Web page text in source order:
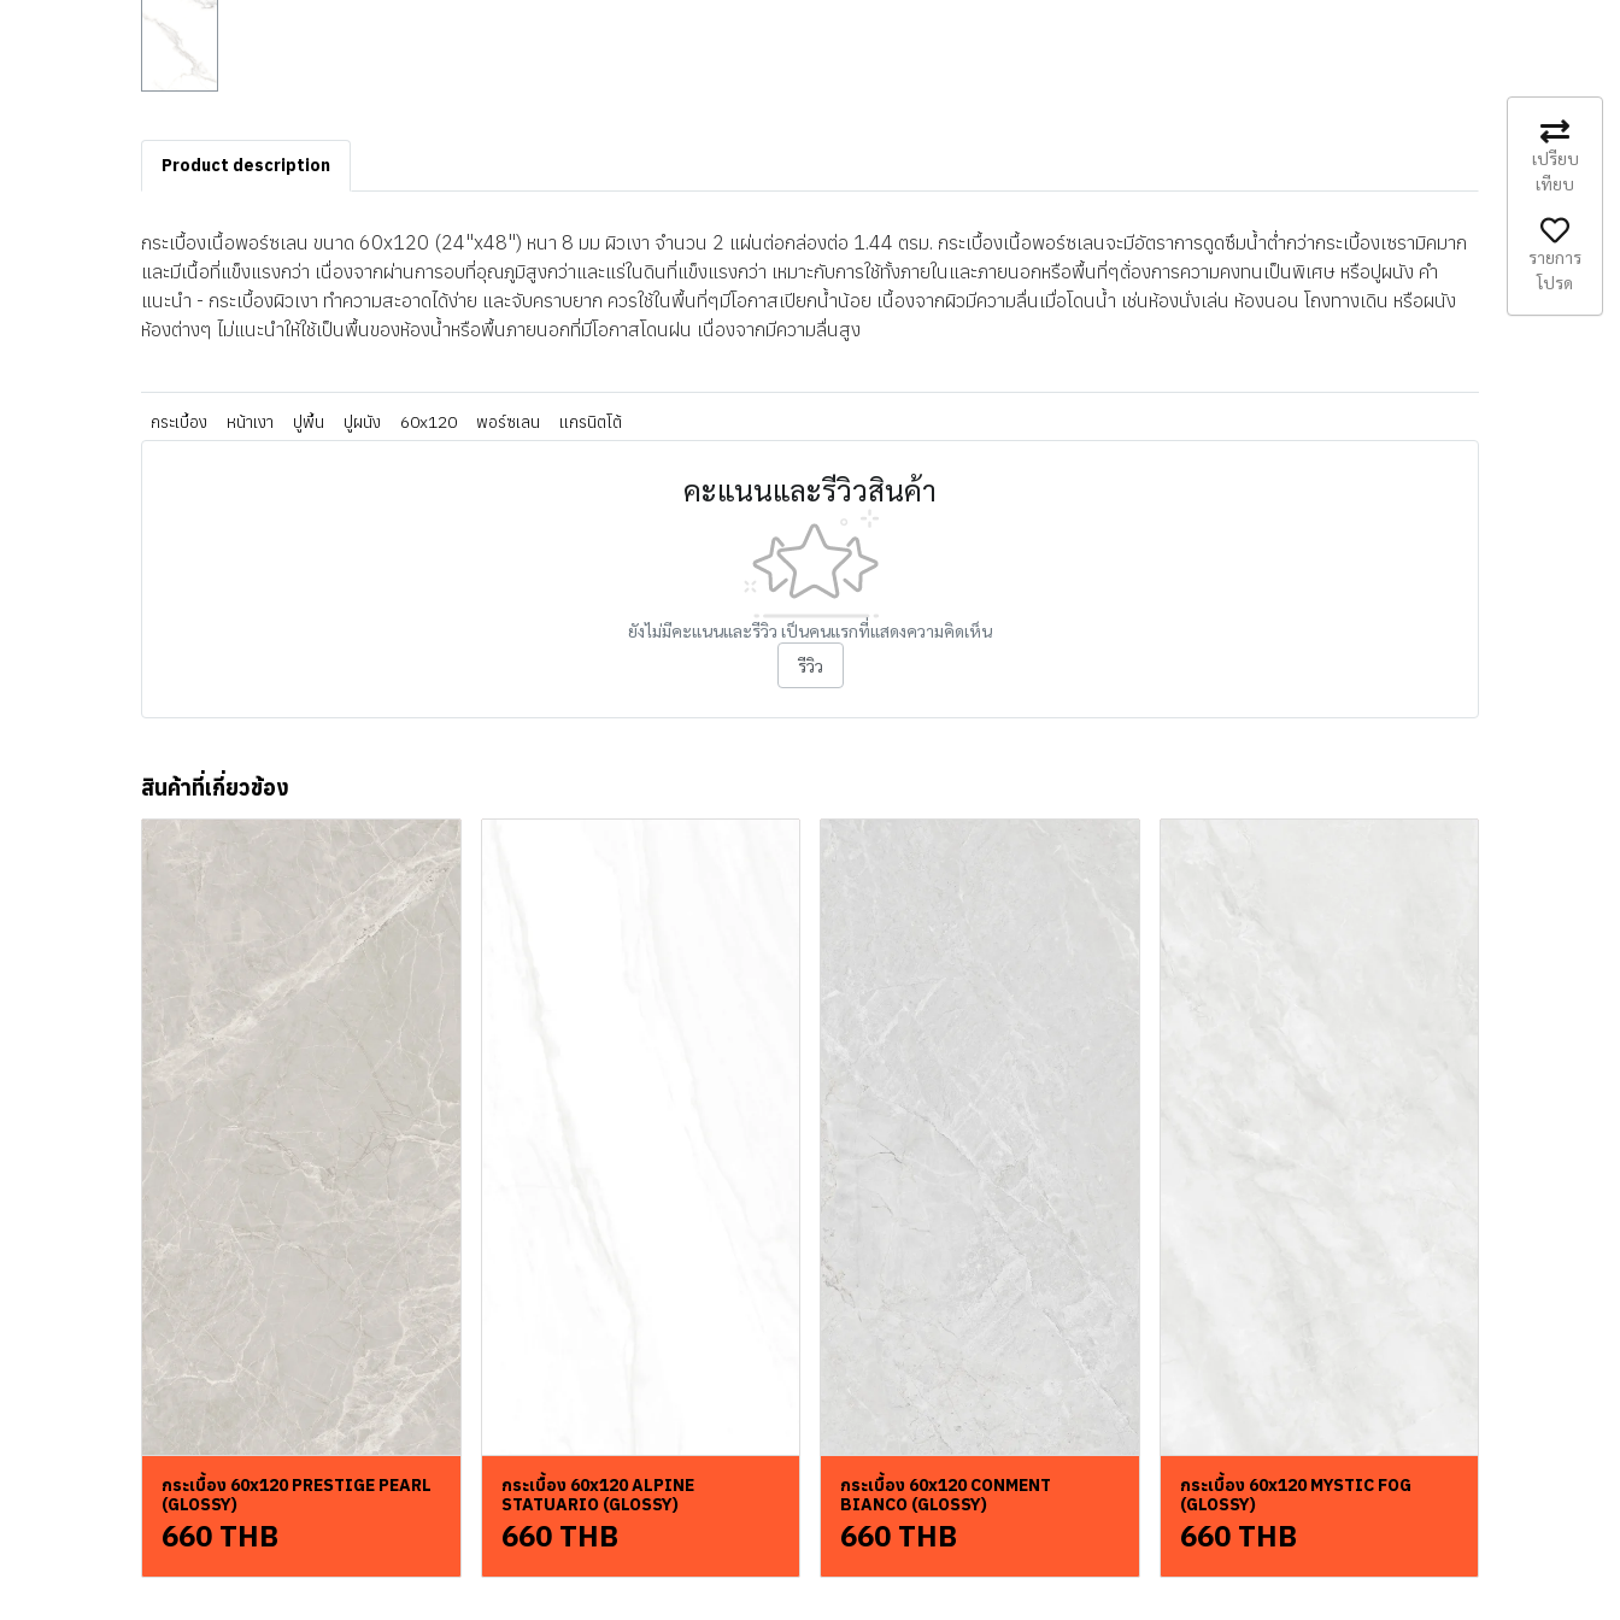
Product description
กระเบื้องเนื้อพอร์ซเลน ขนาด 60x120 (24"x48") หนา 8 มม ผิวเงา จำนวน 2 แผ่นต่อกล่องต่อ 1.44 ตรม. กระเบื้องเนื้อพอร์ซเลนจะมีอัตราการดูดซึมน้ำต่ำกว่ากระเบื้องเซรามิคมาก
และมีเนื้อที่แข็งแรงกว่า เนื่องจากผ่านการอบที่อุณภูมิสูงกว่าและแร่ในดินที่แข็งแรงกว่า เหมาะกับการใช้ทั้งภายในและภายนอกหรือพื้นที่ๆต้่องการความคงทนเป็นพิเศษ หรือปูผนัง คำ
แนะนำ - กระเบื้องผิวเงา ทำความสะอาดได้ง่าย และจับคราบยาก ควรใช้ในพื้นที่ๆมีโอกาสเปียกน้ำน้อย เนื้องจากผิวมีความลื่นเมื่อโดนน้ำ เช่นห้องนั่งเล่น ห้องนอน โถงทางเดิน หรือผนัง
ห้องต่างๆ ไม่แนะนำให้ใช้เป็นพื้นของห้องน้ำหรือพื้นภายนอกที่มีโอกาสโดนฝน เนื่องจากมีความลื่นสูง
กระเบื้อง หน้าเงา ปูพื้น ปูผนัง 60x120 พอร์ซเลน แกรนิตโต้
คะแนนและรีวิวสินค้า
ยังไม่มีคะแนนและรีวิว เป็นคนแรกที่แสดงความคิดเห็น
รีวิว
สินค้าที่เกี่ยวข้อง
กระเบื้อง 60x120 PRESTIGE PEARL
(GLOSSY)
660 THB
กระเบื้อง 60x120 ALPINE
STATUARIO (GLOSSY)
660 THB
กระเบื้อง 60x120 CONMENT
BIANCO (GLOSSY)
660 THB
กระเบื้อง 60x120 MYSTIC FOG
(GLOSSY)
660 THB
เปรียบ
เทียบ
รายการ
โปรด